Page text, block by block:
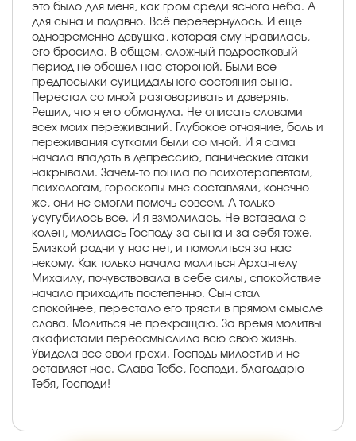
это было для меня, как гром среди ясного неба. А
для сына и подавно. Всё перевернулось. И еще
одновременно девушка, которая ему нравилась,
его бросила. В общем, сложный подростковый
период не обошел нас стороной. Были все
предпосылки суицидального состояния сына.
Перестал со мной разговаривать и доверять.
Решил, что я его обманула. Не описать словами
всех моих переживаний. Глубокое отчаяние, боль и
переживания сутками были со мной. И я сама
начала впадать в депрессию, панические атаки
накрывали. Зачем-то пошла по психотерапевтам,
психологам, гороскопы мне составляли, конечно
же, они не смогли помочь совсем. А только
усугубилось все. И я взмолилась. Не вставала с
колен, молилась Господу за сына и за себя тоже.
Близкой родни у нас нет, и помолиться за нас
некому. Как только начала молиться Архангелу
Михаилу, почувствовала в себе силы, спокойствие
начало приходить постепенно. Сын стал
спокойнее, перестало его трясти в прямом смысле
слова. Молиться не прекращаю. За время молитвы
акафистами переосмыслила всю свою жизнь.
Увидела все свои грехи. Господь милостив и не
оставляет нас. Слава Тебе, Господи, благодарю
Тебя, Господи!